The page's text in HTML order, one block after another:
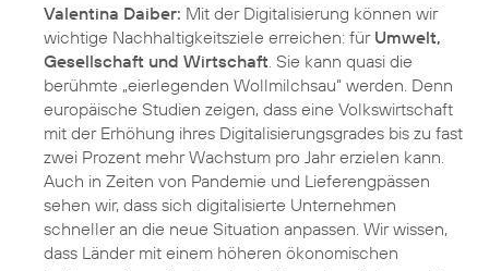
Valentina Daiber: Mit der Digitalisierung können wir
wichtige Nachhaltigkeitsziele erreichen: für Umwelt,
Gesellschaft und Wirtschaft . Sie kann quasi die
berühmte „eierlegenden Wollmilchsau“ werden. Denn
europäische Studien zeigen, dass eine Volkswirtschaft
mit der Erhöhung ihres Digitalisierungsgrades bis zu fast
zwei Prozent mehr Wachstum pro Jahr erzielen kann.
Auch in Zeiten von Pandemie und Lieferengpässen
sehen wir, dass sich digitalisierte Unternehmen
schneller an die neue Situation anpassen. Wir wissen,
dass Länder mit einem höheren ökonomischen